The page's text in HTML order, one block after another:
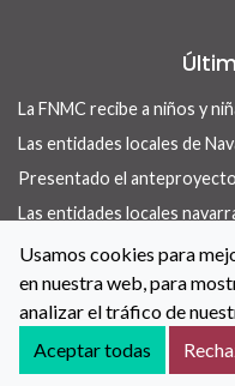
Contacto
Accesibilidad
Usamos cookies para
en nuestra web, para
analizar el tráfico de
Aceptar todas